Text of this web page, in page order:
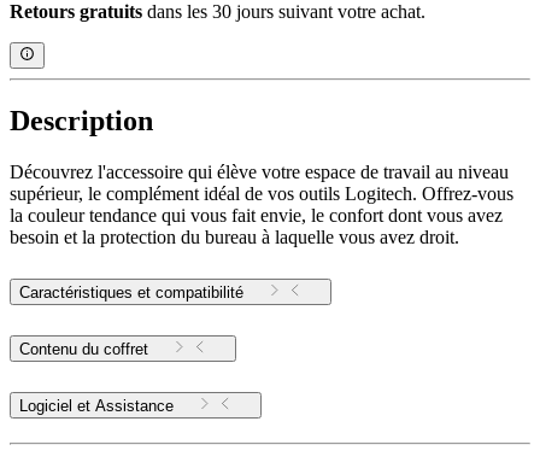
Retours gratuits dans les 30 jours suivant votre achat.
Description
Découvrez l'accessoire qui élève votre espace de travail au niveau
supérieur, le complément idéal de vos outils Logitech. Offrez-vous
la couleur tendance qui vous fait envie, le confort dont vous avez
besoin et la protection du bureau à laquelle vous avez droit.
Caractéristiques et compatibilité
Contenu du coffret
Logiciel et Assistance